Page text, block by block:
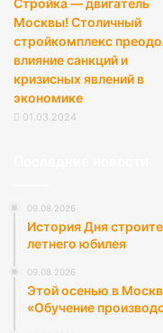
Стройка — двигатель
Москвы! Столичный
стройкомплекс
влияние санкций и
кризисных явлений в
экономике
01.03.2024
09.08.2026
История Дня
летнего юбилея
09.08.2026
Этой осенью в
«Обучение